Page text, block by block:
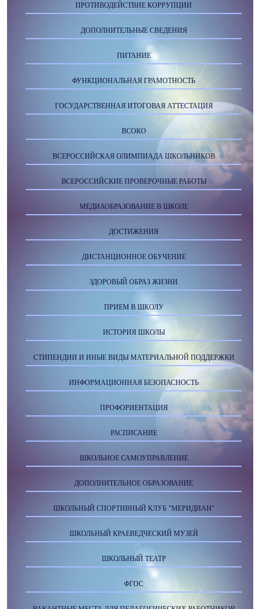
ПРОТИВОДЕЙСТВИЕ КОРРУПЦИИ
ДОПОЛНИТЕЛЬНЫЕ СВЕДЕНИЯ
ПИТАНИЕ
ФУНКЦИОНАЛЬНАЯ ГРАМОТНОСТЬ
ГОСУДАРСТВЕННАЯ ИТОГОВАЯ АТТЕСТАЦИЯ
ВСОКО
ВСЕРОССИЙСКАЯ ОЛИМПИАДА ШКОЛЬНИКОВ
ВСЕРОССИЙСКИЕ ПРОВЕРОЧНЫЕ РАБОТЫ
МЕДИАОБРАЗОВАНИЕ В ШКОЛЕ
ДОСТИЖЕНИЯ
ДИСТАНЦИОННОЕ ОБУЧЕНИЕ
ЗДОРОВЫЙ ОБРАЗ ЖИЗНИ
ПРИЕМ В ШКОЛУ
ИСТОРИЯ ШКОЛЫ
СТИПЕНДИИ И ИНЫЕ ВИДЫ МАТЕРИАЛЬНОЙ ПОДДЕРЖКИ
ИНФОРМАЦИОННАЯ БЕЗОПАСНОСТЬ
ПРОФОРИЕНТАЦИЯ
РАСПИСАНИЕ
ШКОЛЬНОЕ САМОУПРАВЛЕНИЕ
ДОПОЛНИТЕЛЬНОЕ ОБРАЗОВАНИЕ
ШКОЛЬНЫЙ СПОРТИВНЫЙ КЛУБ "МЕРИДИАН"
ШКОЛЬНЫЙ КРАЕВЕДЧЕСКИЙ МУЗЕЙ
ШКОЛЬНЫЙ ТЕАТР
ФГОС